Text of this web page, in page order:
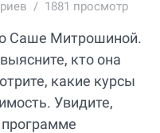
1881 просмотр
о Саше Митрошиной.
кто она
какие курсы
Увидите,